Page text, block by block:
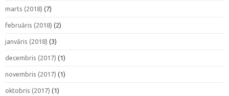
marts (2018) (7)
februāris (2018) (2)
janvāris (2018) (3)
decembris (2017) (1)
novembris (2017) (1)
oktobris (2017) (1)